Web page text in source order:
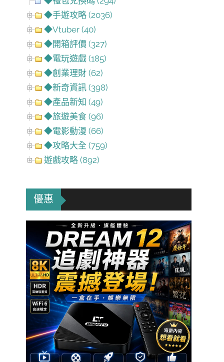
◆手遊攻略 (2036)
◆Vtuber (40)
◆開箱評價 (327)
◆電玩遊戲 (185)
◆創業理財 (62)
◆新奇資訊 (398)
◆產品新知 (49)
◆旅遊美食 (96)
◆電影動漫 (66)
◆攻略大全 (759)
遊戲攻略 (892)
優惠